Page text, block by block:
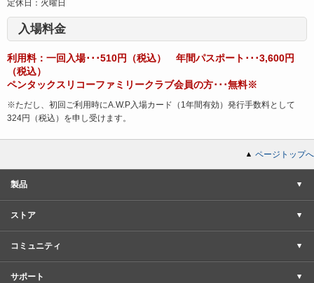
定休日：火曜日
入場料金
利用料：一回入場･･･510円（税込） 年間パスポート･･･3,600円
（税込）
ペンタックスリコーファミリークラブ会員の方･･･無料※
※ただし、初回ご利用時にA.W.P入場カード（1年間有効）発行手数料として
324円（税込）を申し受けます。
ページトップへ
製品
ストア
コミュニティ
サポート